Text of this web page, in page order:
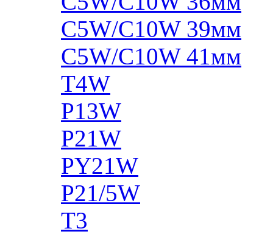
C5W/C10W 39мм
C5W/C10W 41мм
T4W
P13W
P21W
PY21W
P21/5W
T3